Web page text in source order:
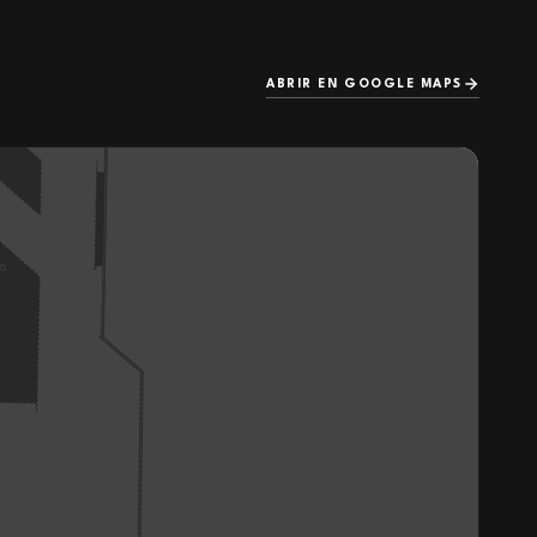
ABRIR EN GOOGLE MAPS